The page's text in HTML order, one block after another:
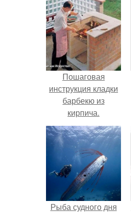
Пошаговая
инструкция кладки
барбекю из
кирпича.
Рыба судного дня